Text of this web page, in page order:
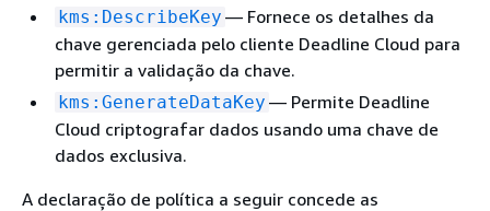
kms:DescribeKey — Fornece os detalhes da
chave gerenciada pelo cliente Deadline Cloud para
permitir a validação da chave.
kms:GenerateDataKey — Permite Deadline
Cloud criptografar dados usando uma chave de
dados exclusiva.
A declaração de política a seguir concede as